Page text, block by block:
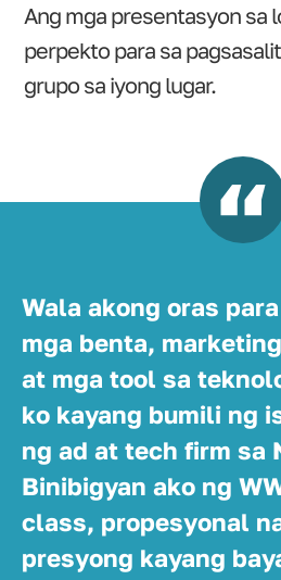
Ang mga presentasyon sa
perpekto para sa
grupo sa iyong lugar.
Wala akong oras
mga benta,
at mga tool sa
ko kayang bumili ng
ng ad at tech firm sa
Binibigyan ako ng
class, propesyonal
presyong kayang